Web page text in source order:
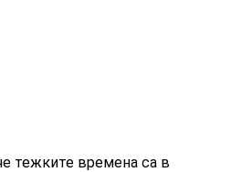
тежките времена са в